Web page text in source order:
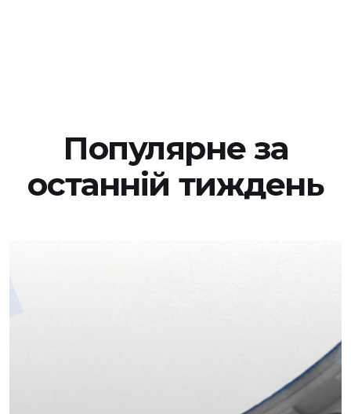
Популярне за
останній тиждень